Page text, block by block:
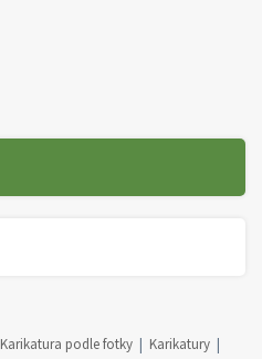
Karikatura podle fotky
Karikatury